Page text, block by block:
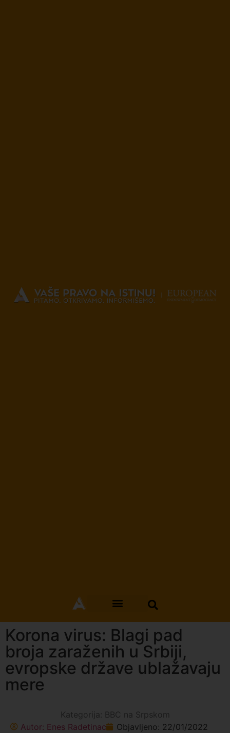
Korona virus: Blagi pad
broja zaraženih u Srbiji,
evropske države ublažavaju
mere
Kategorija: BBC na Srpskom
Autor: Enes Radetinac Objavljeno: 22/01/2022